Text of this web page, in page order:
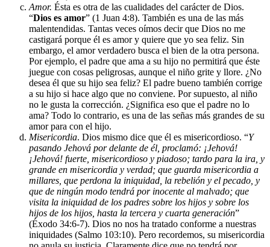
Amor. Ésta es otra de las cualidades del carácter de Dios.
“Dios es amor” (1 Juan 4:8). También es una de las más
malentendidas. Tantas veces oímos decir que Dios no me
castigará porque él es amor y quiere que yo sea feliz. Sin
embargo, el amor verdadero busca el bien de la otra persona.
Por ejemplo, el padre que ama a su hijo no permitirá que éste
juegue con cosas peligrosas, aunque el niño grite y llore. ¿No
desea él que su hijo sea feliz? El padre bueno también corrige
a su hijo si hace algo que no conviene. Por supuesto, al niño
no le gusta la corrección. ¿Significa eso que el padre no lo
ama? Todo lo contrario, es una de las señas más grandes de su
amor para con el hijo.
Misericordia. Dios mismo dice que él es misericordioso. “Y
pasando Jehová por delante de él, proclamó: ¡Jehová!
¡Jehová! fuerte, misericordioso y piadoso; tardo para la ira, y
grande en misericordia y verdad; que guarda misericordia a
millares, que perdona la iniquidad, la rebelión y el pecado, y
que de ningún modo tendrá por inocente al malvado; que
visita la iniquidad de los padres sobre los hijos y sobre los
hijos de los hijos, hasta la tercera y cuarta generación”
(Éxodo 34:6-7). Dios no nos ha tratado conforme a nuestras
iniquidades (Salmo 103:10). Pero recordemos, su misericordia